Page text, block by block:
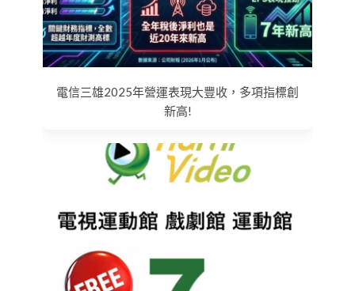
電信三雄2025年營運表現大豐收，多項指標創
新高!